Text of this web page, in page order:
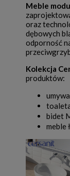
Meble
oraz
dębowych
odporność
Kolekcja
produktów:
bidet
meble